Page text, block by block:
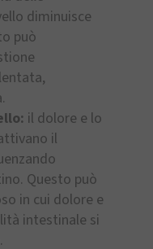
diminuisce
può
il dolore e lo
il
Questo può
in cui dolore e
intestinale si